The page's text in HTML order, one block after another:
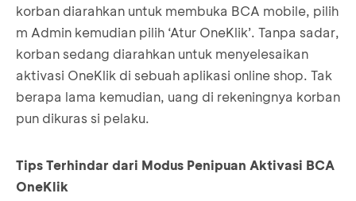
korban diarahkan untuk membuka BCA mobile, pilih
m Admin kemudian pilih ‘Atur OneKlik’. Tanpa sadar,
korban sedang diarahkan untuk menyelesaikan
aktivasi OneKlik di sebuah aplikasi online shop. Tak
berapa lama kemudian, uang di rekeningnya korban
pun dikuras si pelaku.
Tips Terhindar dari Modus Penipuan Aktivasi BCA
OneKlik